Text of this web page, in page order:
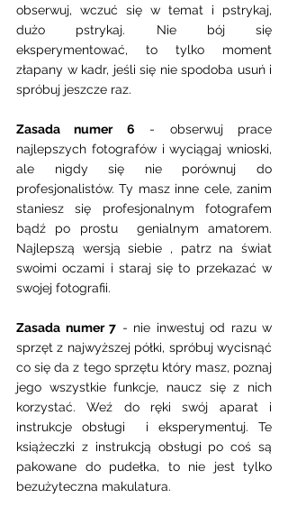
obserwuj, wczuć się w temat i pstrykaj,
dużo pstrykaj. Nie bój się
eksperymentować, to tylko moment
złapany w kadr, jeśli się nie spodoba usuń i
spróbuj jeszcze raz.
Zasada numer 6 - obserwuj prace
najlepszych fotografów i wyciągaj wnioski,
ale nigdy się nie porównuj do
profesjonalistów. Ty masz inne cele, zanim
staniesz się profesjonalnym fotografem
bądź po prostu  genialnym amatorem.
Najlepszą wersją siebie , patrz na świat
swoimi oczami i staraj się to przekazać w
swojej fotografii.
Zasada numer 7 - nie inwestuj od razu w
sprzęt z najwyższej półki, spróbuj wycisnąć
co się da z tego sprzętu który masz, poznaj
jego wszystkie funkcje, naucz się z nich
korzystać. Weź do ręki swój aparat i
instrukcje obsługi  i eksperymentuj. Te
książeczki z instrukcją obsługi po coś są
pakowane do pudełka, to nie jest tylko
bezużyteczna makulatura.